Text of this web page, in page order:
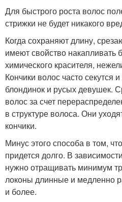
Для быстрого роста волос
стрижки не будет никакого
Когда сохраняют длину,
имеют свойство накапливать
химического красителя,
Кончики волос часто секутся
блондинок и русых девушек.
волос за счет
в структуре волоса. Они
кончики.
Минус этого способа в том,
придется долго. В
нужно отращивать минимум
локоны длинные и медленно
и более.